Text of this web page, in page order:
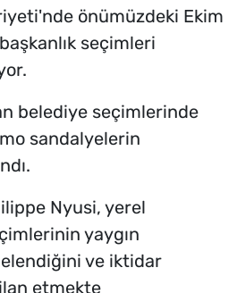
önümüzdeki Ekim
seçimleri
belediye seçimlerinde
sandalyelerin
Nyusi, yerel
yaygın
ve iktidar
etmekte